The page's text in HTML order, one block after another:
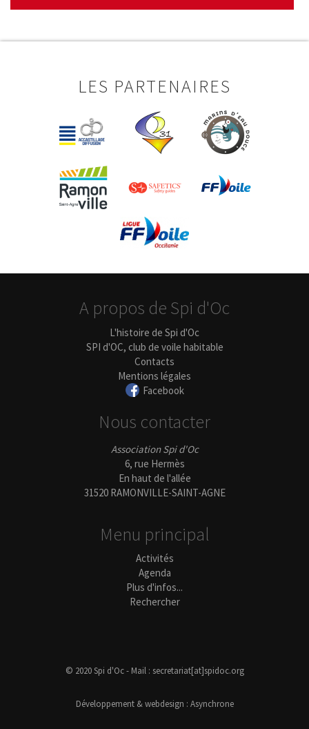
LES PARTENAIRES
A propos de Spi d'Oc
L'histoire de Spi d'Oc
SPI d'OC, club de voile habitable
Contacts
Mentions légales
Facebook
Nous contacter
Association Spi d'Oc
6, rue Hermès
En haut de l'allée
31520 RAMONVILLE-SAINT-AGNE
Menu principal
Activités
Agenda
Plus d'infos...
Rechercher
© 2020 Spi d'Oc - Mail : secretariat[at]spidoc.org
Développement & webdesign : Asynchrone